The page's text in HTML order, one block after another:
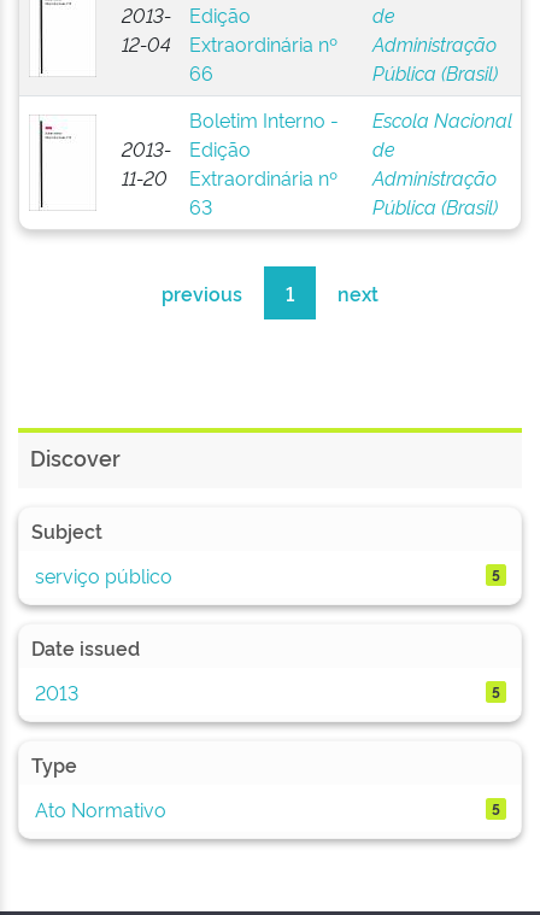
2013-
12-04
Edição
Extraordinária nº
66
de
Administração
Pública (Brasil)
2013-
11-20
Boletim Interno -
Edição
Extraordinária nº
63
Escola Nacional
de
Administração
Pública (Brasil)
previous 1 next
Discover
Subject
serviço público
5
Date issued
2013
5
Type
Ato Normativo
5